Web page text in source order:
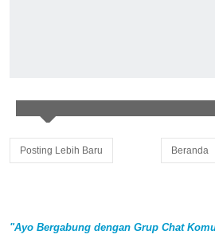
Posting Lebih Baru Beranda
"Ayo Bergabung dengan Grup Chat